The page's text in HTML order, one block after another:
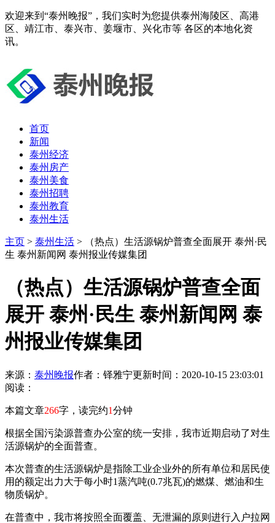
欢迎来到“泰州晚报”，我们实时为您提供泰州海陵区、高港
区、靖江市、泰兴市、姜堰市、兴化市等 各区的本地化资
讯。
首页
新闻
泰州经济
泰州房产
泰州美食
泰州招聘
泰州教育
泰州生活
主页 > 泰州生活 > （热点）生活源锅炉普查全面展开 泰州·民
生 泰州新闻网 泰州报业传媒集团
（热点）生活源锅炉普查全面
展开 泰州·民生 泰州新闻网 泰
州报业传媒集团
来源： 泰州晚报作者：铎雅宁更新时间：2020-10-15 23:03:01
阅读：
本篇文章266字，读完约1分钟
根据全国污染源普查办公室的统一安排，我市近期启动了对生
活源锅炉的全面普查。
本次普查的生活源锅炉是指除工业企业外的所有单位和居民使
用的额定出力大于每小时1蒸汽吨(0.7兆瓦)的燃煤、燃油和生
物质锅炉。
在普查中，我市将按照全面覆盖、无泄漏的原则进行入户拉网